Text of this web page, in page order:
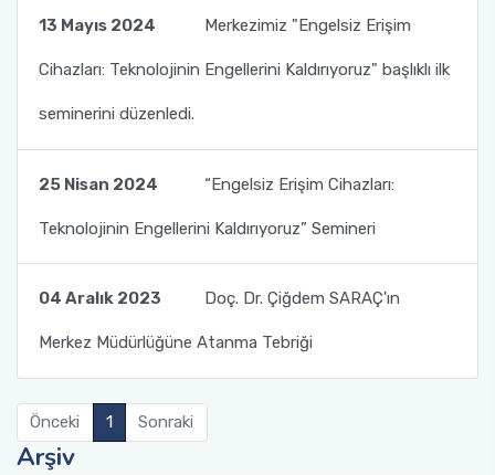
13 Mayıs 2024 Merkezimiz "Engelsiz Erişim
Cihazları: Teknolojinin Engellerini Kaldırıyoruz" başlıklı ilk
seminerini düzenledi.
25 Nisan 2024 “Engelsiz Erişim Cihazları:
Teknolojinin Engellerini Kaldırıyoruz” Semineri
04 Aralık 2023 Doç. Dr. Çiğdem SARAÇ'ın
Merkez Müdürlüğüne Atanma Tebriği
Önceki 1 Sonraki
Arşiv